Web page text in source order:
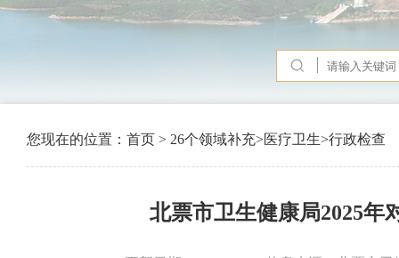
您现在的位置： 首页 > 26个领域补充>医疗卫生>行政检查
北票市卫生健康局2025年